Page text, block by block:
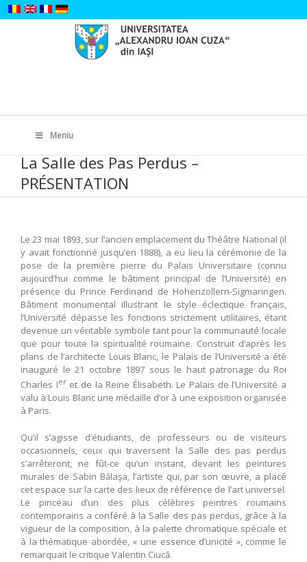
Skip
to
for:
Meniu
La Salle des Pas Perdus –
PRÉSENTATION
Le 23 mai 1893, sur l’ancien emplacement du Théâtre National (il
y avait fonctionné jusqu’en 1888), a eu lieu la cérémonie de la
pose de la première pierre du Palais Universitaire (connu
aujourd’hui comme le bâtiment principal de l’Université) en
présence du Prince Ferdinand de Hohenzollern-Sigmaringen.
Bâtiment monumental illustrant le style éclectique français,
l’Université dépasse les fonctions strictement utilitaires, étant
devenue un véritable symbole tant pour la communauté locale
que pour toute la spiritualité roumaine. Construit d’après les
plans de l’architecte Louis Blanc, le Palais de l’Université a été
inauguré le 21 octobre 1897 sous le haut patronage du Roi
Charles Ieret de la Reine Élisabeth. Le Palais de l’Université a
valu à Louis Blanc une médaille d’or à une exposition organisée
à Paris.
Qu’il s’agisse d’étudiants, de professeurs ou de visiteurs
occasionnels, ceux qui traversent la Salle des pas perdus
s’arrêteront, ne fût-ce qu’un instant, devant les peintures
murales de Sabin Bălaşa, l’artiste qui, par son œuvre, a placé
cet espace sur la carte des lieux de référence de l’art universel.
Le pinceau d’un des plus célèbres peintres roumains
contemporains a conféré à la Salle des pas perdus, grâce à la
vigueur de la composition, à la palette chromatique spéciale et
à la thématique abordée, « une essence d’unicité », comme le
remarquait le critique Valentin Ciucă.